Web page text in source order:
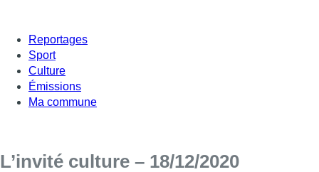
Reportages
Sport
Culture
Émissions
Ma commune
L’invité culture – 18/12/2020